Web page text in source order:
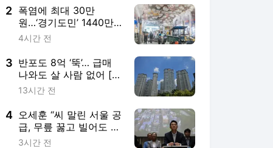
2 폭염에 최대 30만
원…‘경기도민’ 1440만
명은 자동 가입된 ‘이것’
4시간 전
3 반포도 8억 ‘뚝’… 급매
나와도 살 사람 없어 [안
다솜의 家봄]
13시간 전
4 오세훈 “씨 말린 서울 공
급, 무릎 꿇고 빌어도 모
자랄텐데…與 적반하장”
3시간 전